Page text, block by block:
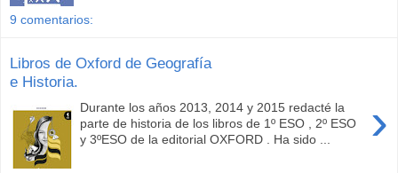
9 comentarios:
Libros de Oxford de Geografía
e Historia.
›
Durante los años 2013, 2014 y 2015 redacté la
parte de historia de los libros de 1º ESO , 2º ESO
y 3ºESO de la editorial OXFORD . Ha sido ...